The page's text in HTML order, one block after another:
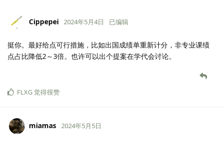
Cippepei 2024年5月4日 已编辑
挺你。最好给点可行措施，比如出国成绩单重新计分，非专业课绩
点占比降低2～3倍。也许可以出个提案在学代会讨论。
FLXG觉得很赞
miamas 2024年5月5日